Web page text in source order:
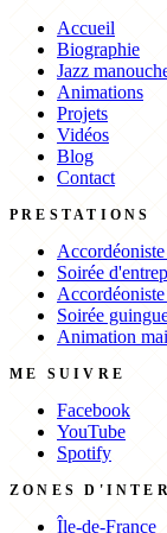
Accueil
Biographie
Jazz
Animations
Projets
Vidéos
Blog
Contact
PRESTATIONS
Soirée
Soirée
Animation
ME SUIVRE
Facebook
YouTube
Spotify
ZONES
Île-de-France